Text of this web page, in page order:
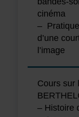
cinéma
–
d’une
l’image
Cours sur
– Histoire